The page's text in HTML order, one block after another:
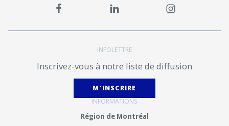
INFOLETTRE
Inscrivez-vous à notre liste de diffusion
M'INSCRIRE
INFORMATIONS
Région de Montréal